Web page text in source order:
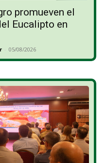
promueven el
Eucalipto en
- 05/08/2026